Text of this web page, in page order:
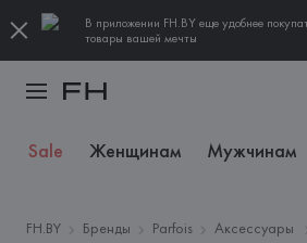
В приложении FH.BY еще удобнее
товары вашей мечты
Sale Женщинам Мужчинам
FH.BY Бренды Parfois Аксессуары